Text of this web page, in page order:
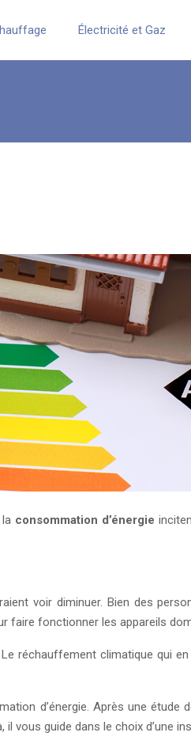
Électricité et Gaz
consommation d’énergie
voir diminuer. Bien des
faire fonctionner les appareils
réchauffement climatique qui
d’énergie. Après une étude
vous guide dans le choix d’une